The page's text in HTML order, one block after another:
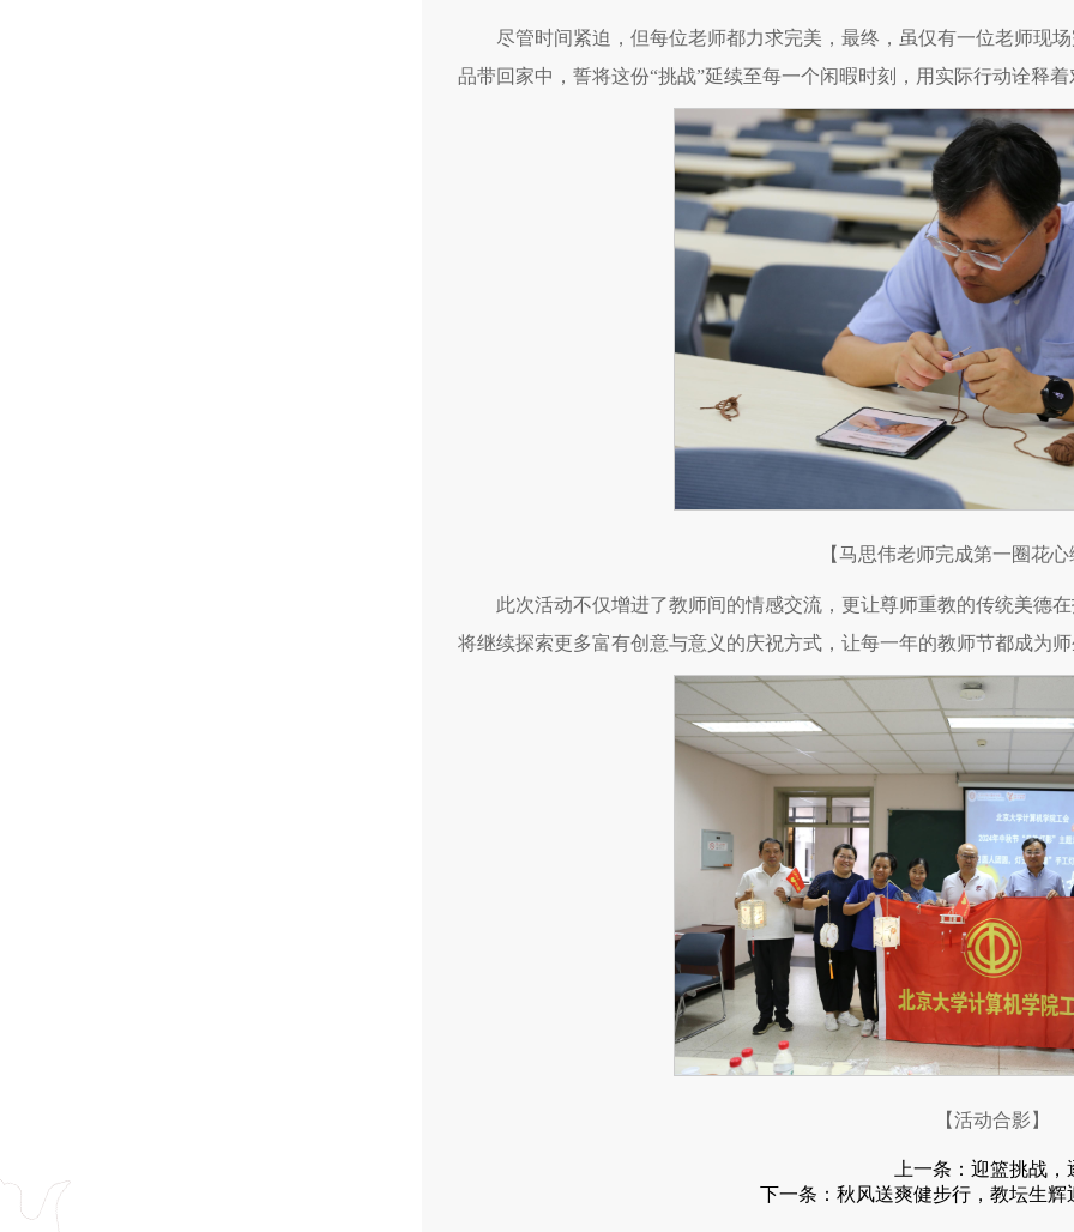
尽管时间紧迫，但每位老师都力求完美，最终，虽仅有一位老师现
品带回家中，誓将这份“挑战”延续至每一个闲暇时刻，用实际行动诠释
【马思伟老师完成第一圈花
此次活动不仅增进了教师间的情感交流，更让尊师重教的传统美德
将继续探索更多富有创意与意义的庆祝方式，让每一年的教师节都成为
【活动合影】
上一条： 迎篮挑战
下一条： 秋风送爽健步行，教坛生